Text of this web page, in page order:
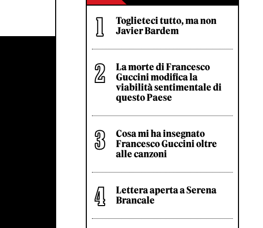
Toglieteci tutto, ma non
Javier Bardem
La morte di Francesco
Guccini modifica la
viabilità sentimentale di
questo Paese
Cosa mi ha insegnato
Francesco Guccini oltre
alle canzoni
Lettera aperta a Serena
Brancale